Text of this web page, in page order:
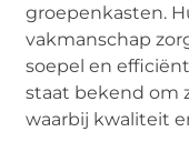
groepenkasten.
vakmanschap
soepel en
staat bekend om
waarbij kwaliteit